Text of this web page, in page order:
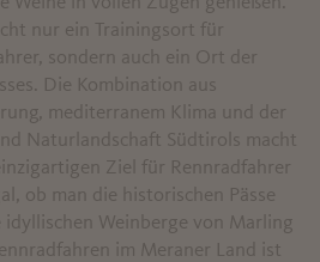
nur ein Trainingsort für
sondern auch ein Ort der
Die Kombination aus
mediterranem Klima und der
Naturlandschaft Südtirols macht
Ziel für Rennradfahrer
ob man die historischen Pässe
Weinberge von Marling
im Meraner Land ist